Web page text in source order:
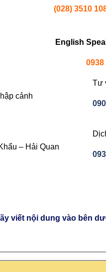
(028) 3510
English
0938
cảnh
– Hải Quan
Tư
viết nội dung vào bên